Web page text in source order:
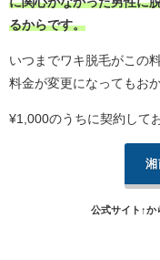
るからです。
いつまでワキ脱毛がこの
料金が変更になってもお
¥1,000のうちに契約して
湘
公式サイト↑か